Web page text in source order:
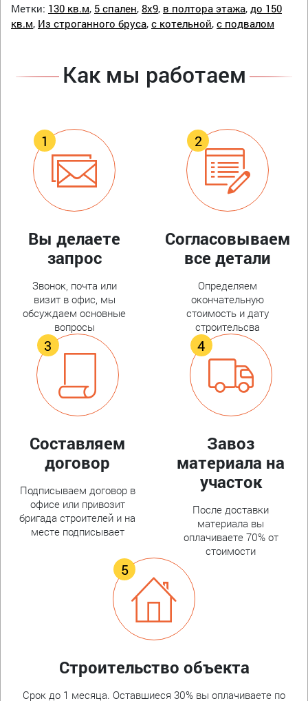
Метки: 130 кв.м, 5 спален, 8х9, в полтора этажа, до 150
кв.м, Из строганного бруса, с котельной, с подвалом
Как мы работаем
Вы делаете
запрос
Звонок, почта или
визит в офис, мы
обсуждаем основные
вопросы
Согласовываем
все детали
Определяем
окончательную
стоимость и дату
строительсва
Составляем
договор
Подписываем договор в
офисе или привозит
бригада строителей и на
месте подписывает
Завоз
материала на
участок
После доставки
материала вы
оплачиваете 70% от
стоимости
Строительство объекта
Срок до 1 месяца. Оставшиеся 30% вы оплачиваете по